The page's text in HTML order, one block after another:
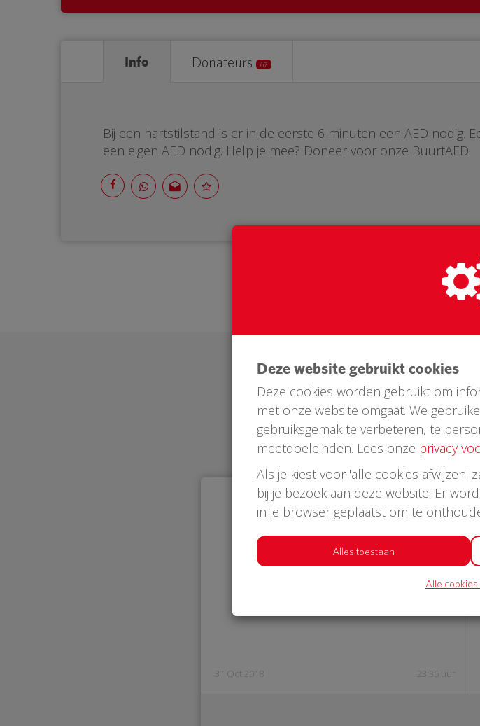
Info Donateurs 67
Bij een hartstilstand is er in de eerste 6 minuten een AED nodig.
een eigen AED nodig. Help je mee? Doneer voor onze BuurtAED!
Laatste
€ 67
31 Oct 2018 23:35 uur
Deze website gebruikt cookies
Deze cookies worden gebruikt om
met onze website omgaat. We
gebruiksgemak te verbeteren, te
meetdoeleinden. Lees onze privacy
Als je kiest voor 'alle cookies afwijzen'
bij je bezoek aan deze website. Er
in je browser geplaatst om te
Alles toestaan
Alle cookies